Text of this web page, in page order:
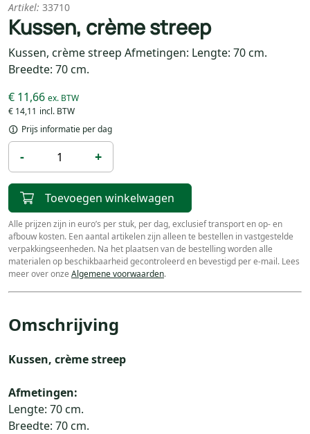
Artikel: 33710
Kussen, crème streep
Kussen, crème streep Afmetingen: Lengte: 70 cm.
Breedte: 70 cm.
€ 14,11
€ 11,66
Prijs informatie per dag
- +
Toevoegen winkelwagen
Alle prijzen zijn in euro’s per stuk, per dag, exclusief transport en op- en
afbouw kosten. Een aantal artikelen zijn alleen te bestellen in vastgestelde
verpakkingseenheden. Na het plaatsen van de bestelling worden alle
materialen op beschikbaarheid gecontroleerd en bevestigd per e-mail. Lees
meer over onze Algemene voorwaarden.
Omschrijving
Kussen, crème streep
Afmetingen:
Lengte: 70 cm.
Breedte: 70 cm.